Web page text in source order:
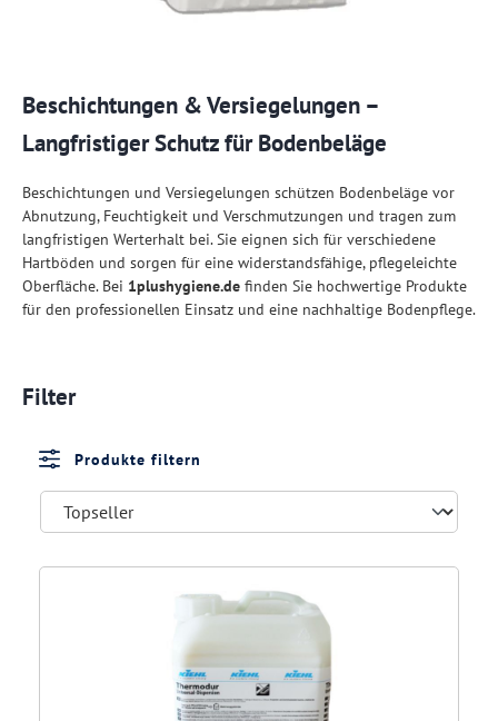
Beschichtungen & Versiegelungen –
Langfristiger Schutz für Bodenbeläge
Beschichtungen und Versiegelungen schützen Bodenbeläge vor
Abnutzung, Feuchtigkeit und Verschmutzungen und tragen zum
langfristigen Werterhalt bei. Sie eignen sich für verschiedene
Hartböden und sorgen für eine widerstandsfähige, pflegeleichte
Oberfläche. Bei 1plushygiene.de finden Sie hochwertige Produkte
für den professionellen Einsatz und eine nachhaltige Bodenpflege.
Filter
Produkte filtern